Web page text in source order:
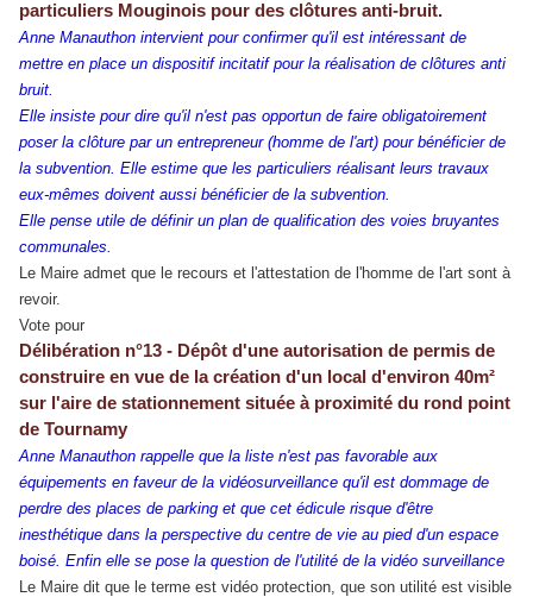
particuliers Mouginois pour des clôtures anti-bruit.
Anne Manauthon intervient pour confirmer qu'il est intéressant de
mettre en place un dispositif incitatif pour la réalisation de clôtures anti
bruit.
Elle insiste pour dire qu'il n'est pas opportun de faire obligatoirement
poser la clôture par un entrepreneur (homme de l'art) pour bénéficier de
la subvention. Elle estime que les particuliers réalisant leurs travaux
eux-mêmes doivent aussi bénéficier de la subvention.
Elle pense utile de définir un plan de qualification des voies bruyantes
communales.
Le Maire admet que le recours et l'attestation de l'homme de l'art sont à
revoir.
Vote pour
Délibération n°13 - Dépôt d'une autorisation de permis de
construire en vue de la création d'un local d'environ 40m²
sur l'aire de stationnement située à proximité du rond point
de Tournamy
Anne Manauthon rappelle que la liste n'est pas favorable aux
équipements en faveur de la vidéosurveillance qu'il est dommage de
perdre des places de parking et que cet édicule risque d'être
inesthétique dans la perspective du centre de vie au pied d'un espace
boisé. Enfin elle se pose la question de l'utilité de la vidéo surveillance
Le Maire dit que le terme est vidéo protection, que son utilité est visible